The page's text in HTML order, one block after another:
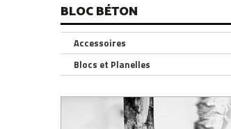
BLOC BÉTON
Accessoires
Blocs et Planelles